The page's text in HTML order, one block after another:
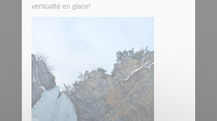
verticalité en glace!